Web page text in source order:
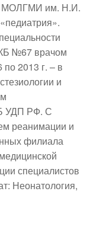
2 МОЛГМИ им. Н.И.
№67 врачом
по 2013 г. – в
и
УДП РФ. С
реанимации и
филиала
специалистов
Неонатология,